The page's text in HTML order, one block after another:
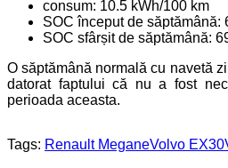
consum: 10.5 kWh/100 km
SOC început de săptămână:
SOC sfârșit de săptămână:
O săptămână normală cu navetă
datorat faptului că nu a fost
perioada aceasta.
Tags: Renault MeganeVolvo EX30